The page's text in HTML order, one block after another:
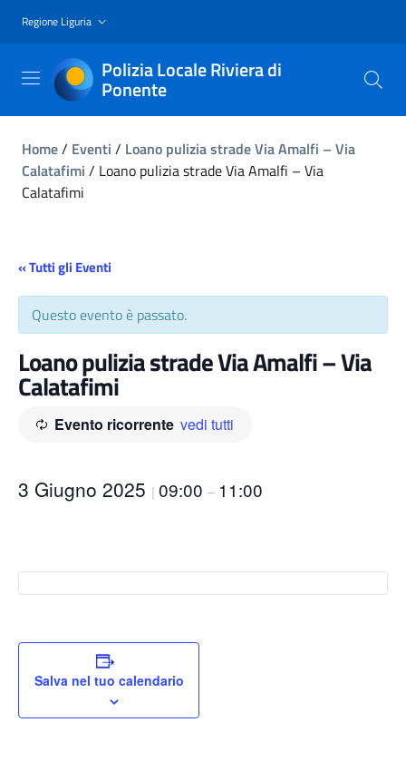
Regione Liguria
Polizia Locale Riviera di
Ponente
Home/ Eventi / Loano pulizia strade Via Amalfi – Via
Calatafimi / Loano pulizia strade Via Amalfi – Via
Calatafimi
« Tutti gli Eventi
Questo evento è passato.
Loano pulizia strade Via Amalfi – Via
Calatafimi
Evento ricorrente vedi tutti
3 Giugno 2025 | 09:00 – 11:00
Salva nel tuo calendario